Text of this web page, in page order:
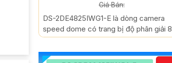
Giá Bán:
DS-2DE4825IWG1-E là dòng camera
speed dome có trang bị độ phân giải 8